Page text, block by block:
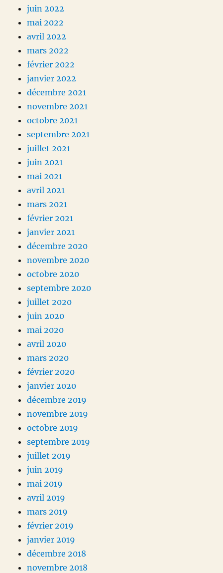
juin 2022
mai 2022
avril 2022
mars 2022
février 2022
janvier 2022
décembre 2021
novembre 2021
octobre 2021
septembre 2021
juillet 2021
juin 2021
mai 2021
avril 2021
mars 2021
février 2021
janvier 2021
décembre 2020
novembre 2020
octobre 2020
septembre 2020
juillet 2020
juin 2020
mai 2020
avril 2020
mars 2020
février 2020
janvier 2020
décembre 2019
novembre 2019
octobre 2019
septembre 2019
juillet 2019
juin 2019
mai 2019
avril 2019
mars 2019
février 2019
janvier 2019
décembre 2018
novembre 2018